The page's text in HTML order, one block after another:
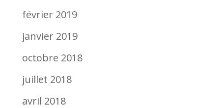
février 2019
janvier 2019
octobre 2018
juillet 2018
avril 2018